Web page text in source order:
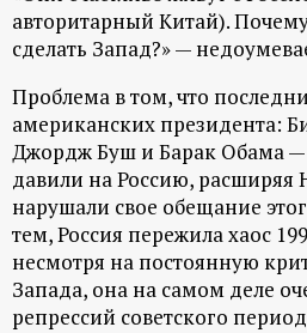
т
а
л
авторитарный Китай).
сделать Запад?» —
Проблема в том, что
американских президента:
Джордж Буш и Барак Обама —
давили на Россию,
нарушали свое обещание
тем, Россия пережила хаос
несмотря на постоянную
Запада, она на самом деле
репрессий советского